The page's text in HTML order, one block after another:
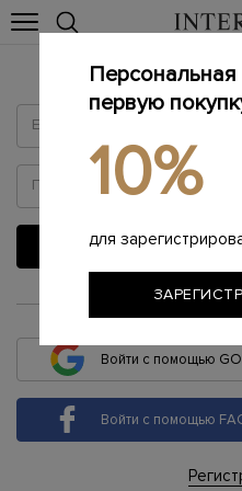
Войти с помощью
Войти с помощью
Персональная
первую
10%
для